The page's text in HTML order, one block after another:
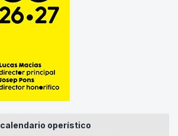
calendario operístico